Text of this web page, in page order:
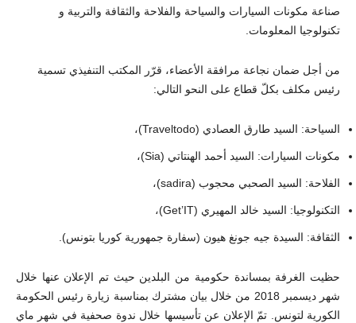
صناعة مكونات السيارات والسياحة والفلاحة والثقافة والتربية و
تكنولوجيا المعلومات.
من أجل ضمان نجاعة مرافقة الأعضاء، قرّر المكتب التنفيذي تسمية
رئيس مكلف بكلّ قطاع على النحو التالي:
السياحة: السيد طارق العصادي (Traveltodo)،
مكونات السيارات: السيد أحمد الهنتاتي (Sia)،
الفلاحة: السيد الصحبي محجوب (sadira)،
التكنولوجيا: السيد خالد المهيري (Get’IT)،
الثقافة: السيدة جيه جونغ هيون (سفارة جمهورية كوريا بتونس).
حظيت الغرفة بمساندة حكومية من البلدين حيث تم الإعلان عنها خلال
شهر ديسمبر 2018 من خلال بيان مشترك بمناسبة زيارة رئيس الحكومة
الكورية لتونس. تمّ الإعلان عن تأسيسها خلال ندوة صحفية في شهر ماي